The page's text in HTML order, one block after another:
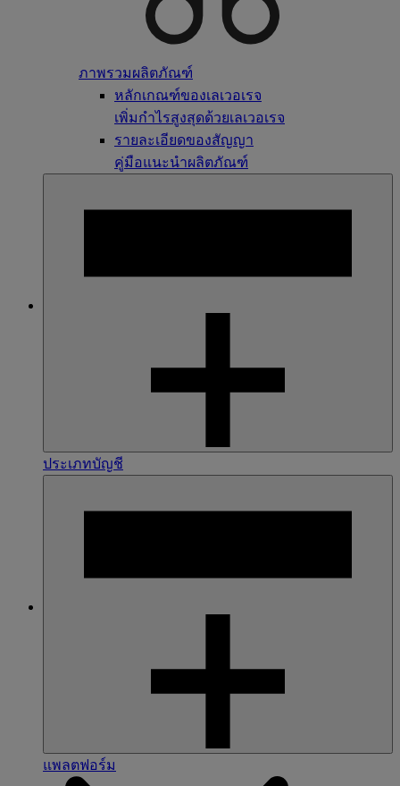
ภาพรวมผลิตภัณฑ์
หลักเกณฑ์ของเลเวอเรจ
เพิ่มกำไรสูงสุดด้วยเลเวอเรจ
รายละเอียดของสัญญา
คู่มือแนะนำผลิตภัณฑ์
ประเภทบัญชี
แพลตฟอร์ม